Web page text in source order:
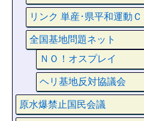
リンク 単産･県平和運動Ｃ
全国基地問題ネット
ＮＯ！オスプレイ
ヘリ基地反対協議会
原水爆禁止国民会議